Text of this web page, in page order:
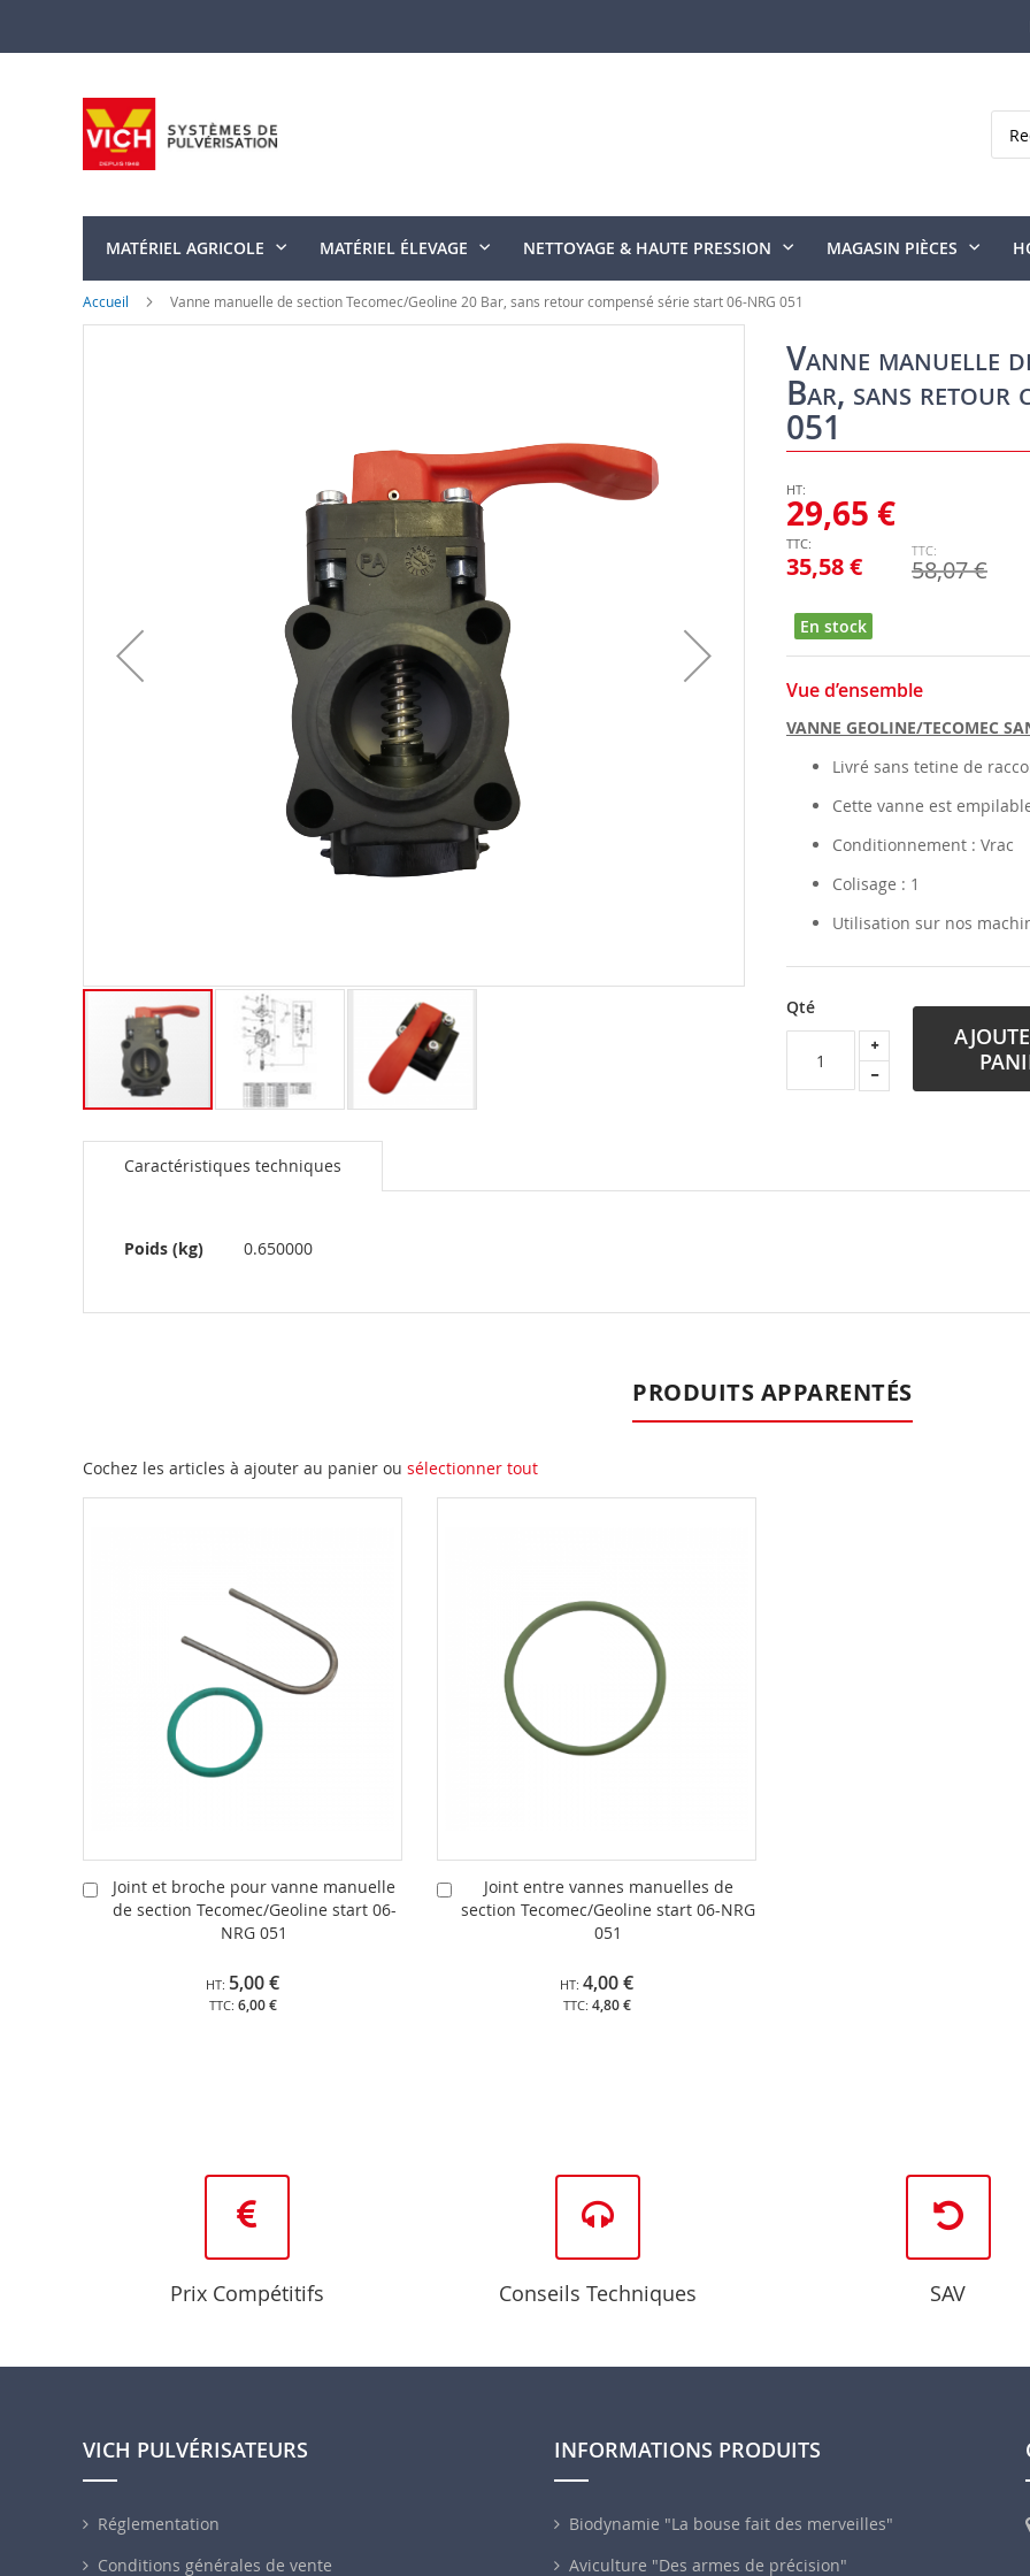
contenu
MATÉRIEL AGRICOLE MATÉRIEL ÉLEVAGE NETTOYAGE & HAUTE PRESSION MAGASIN PIÈCES
Accueil Vanne manuelle de section Tecomec/Geoline 20 Bar, sans retour compensé série start 06-NRG 051
Vanne manuelle
Bar, sans retour
051
35,58 €
29,65 €
58,07 €
En stock
Vue d’ensemble
VANNE GEOLINE/TECOMEC
Livré sans tetine de
Cette vanne est
Conditionnement : Vrac
Colisage : 1
Utilisation sur nos
Qté
to
images
Caractéristiques techniques
Plus
d’information
Poids (kg) 0.650000
PRODUITS APPARENTÉS
Cochez les articles à ajouter au panier ou sélectionner tout
Joint et broche pour vanne manuelle
de section Tecomec/Geoline start 06-
NRG 051
6,00 €
5,00 €
Ajouter
au
Joint entre vannes manuelles de
section Tecomec/Geoline start 06-NRG
051
4,80 €
4,00 €
Ajouter
au
Prix Compétitifs Conseils Techniques SAV
VICH PULVÉRISATEURS
Réglementation
Conditions générales de vente
INFORMATIONS PRODUITS
Biodynamie "La bouse fait des merveilles"
Aviculture "Des armes de précision"